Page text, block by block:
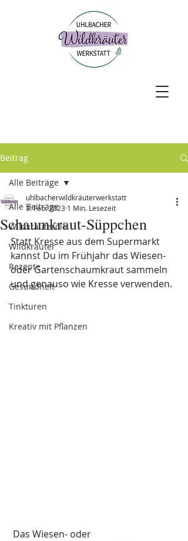
Beitrag
Alle Beiträge
Wildkräuteröle
Wildkräuter
Rezepte
Gesundheit
Tinkturen
Kreativ mit Pflanzen
Alle Beiträge
Schaumkraut-Süppchen
uhlbacherwildkräuterwerkstatt
3. Feb. 2023 1 Min. Lesezeit
Statt Kresse aus dem Supermarkt
kannst Du im Frühjahr das Wiesen-
oder Gartenschaumkraut sammeln
und genauso wie Kresse verwenden.